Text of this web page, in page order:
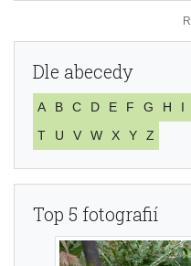
Dle abecedy
A B C D E F G H I
T
U V W X Y Z
Top 5 fotografií